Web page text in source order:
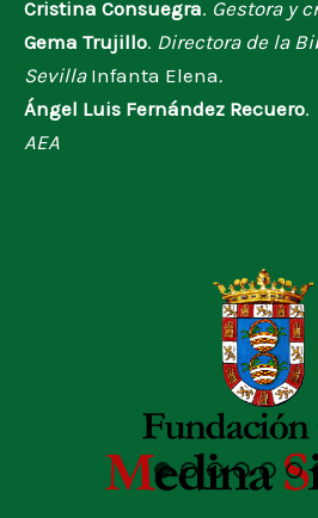
Cristina Consuegra. Gestora y
Gema Trujillo. Directora de la
Sevilla Infanta Elena.
Ángel Luis Fernández Recuero.
AEA